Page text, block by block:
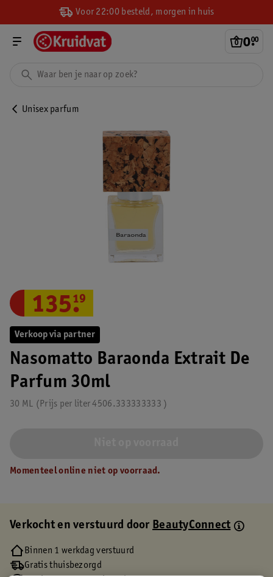
Voor 22:00 besteld, morgen in huis
0.
00
Unisex parfum
Verkoop via partner
Nasomatto Baraonda Extrait De
Parfum 30ml
30 ML 4506.333333333
Prijs per liter
135.
19
Momenteel online niet op voorraad.
Verkocht en verstuurd doorBeautyConnect
Binnen 1 werkdag verstuurd
Gratis thuisbezorgd